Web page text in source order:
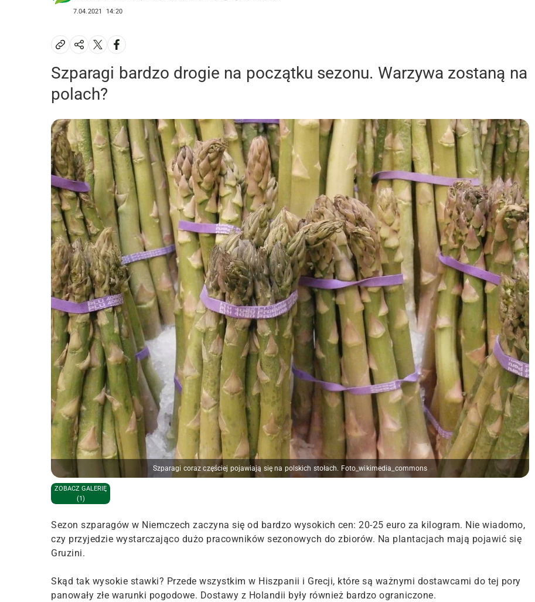
7.04.2021 14:20
Szparagi bardzo drogie na początku sezonu. Warzywa zostaną na
polach?
Szparagi coraz częściej pojawiają się na polskich stołach. Foto_wikimedia_commons
ZOBACZ GALERIĘ
(1)
Sezon szparagów w Niemczech zaczyna się od bardzo wysokich cen: 20-25 euro za kilogram. Nie wiadomo,
czy przyjedzie wystarczająco dużo pracowników sezonowych do zbiorów. Na plantacjach mają pojawić się
Gruzini.
Skąd tak wysokie stawki? Przede wszystkim w Hiszpanii i Grecji, które są ważnymi dostawcami do tej pory
panowały złe warunki pogodowe. Dostawy z Holandii były również bardzo ograniczone.